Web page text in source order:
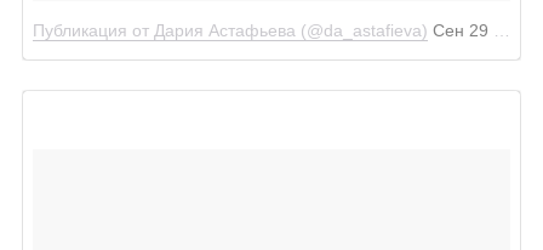
Публикация от Дария Астафьева (@da_astafieva) Сен 29 2017 в 9:22 PDT